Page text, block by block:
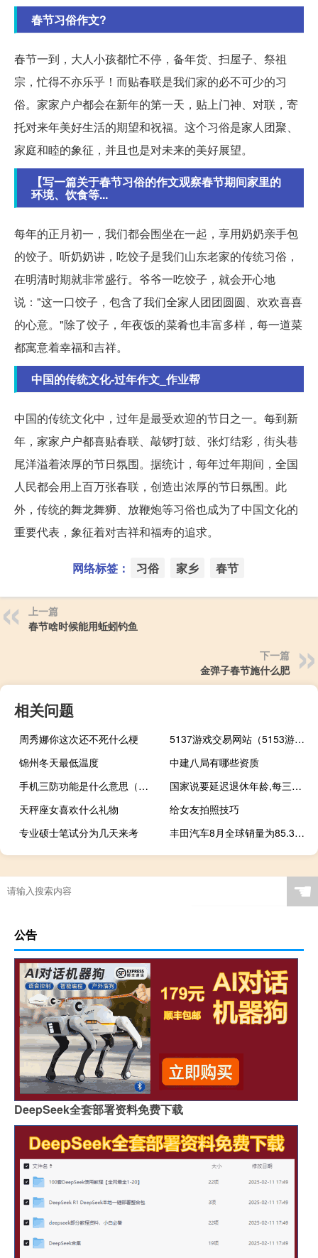
春节习俗作文?
春节一到，大人小孩都忙不停，备年货、扫屋子、祭祖
宗，忙得不亦乐乎！而贴春联是我们家的必不可少的习
俗。家家户户都会在新年的第一天，贴上门神、对联，寄
托对来年美好生活的期望和祝福。这个习俗是家人团聚、
家庭和睦的象征，并且也是对未来的美好展望。
【写一篇关于春节习俗的作文观察春节期间家里的
环境、饮食等...
每年的正月初一，我们都会围坐在一起，享用奶奶亲手包
的饺子。听奶奶讲，吃饺子是我们山东老家的传统习俗，
在明清时期就非常盛行。爷爷一吃饺子，就会开心地
说："这一口饺子，包含了我们全家人团团圆圆、欢欢喜喜
的心意。"除了饺子，年夜饭的菜肴也丰富多样，每一道菜
都寓意着幸福和吉祥。
中国的传统文化-过年作文_作业帮
中国的传统文化中，过年是最受欢迎的节日之一。每到新
年，家家户户都喜贴春联、敲锣打鼓、张灯结彩，街头巷
尾洋溢着浓厚的节日氛围。据统计，每年过年期间，全国
人民都会用上百万张春联，创造出浓厚的节日氛围。此
外，传统的舞龙舞狮、放鞭炮等习俗也成为了中国文化的
重要代表，象征着对吉祥和福寿的追求。
网络标签： 习俗 家乡 春节
上一篇
春节啥时候能用蚯蚓钓鱼
下一篇
金弹子春节施什么肥
相关问题
周秀娜你这次还不死什么梗
5137游戏交易网站（5153游戏交易平台官网）
锦州冬天最低温度
中建八局有哪些资质
手机三防功能是什么意思（三防手机是什么意思）
国家说要延迟退休年龄,每三年延迟一岁是什么意思 延迟退休年龄一览表图片
天秤座女喜欢什么礼物
给女友拍照技巧
专业硕士笔试分为几天来考
丰田汽车8月全球销量为85.3285万辆 同比增长9.8%
☚
公告
DeepSeek全套部署资料免费下载